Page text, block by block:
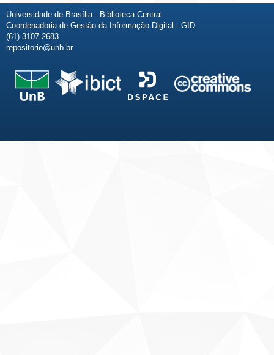
Universidade de Brasília - Biblioteca Central
Coordenadoria de Gestão da Informação Digital - GID
(61) 3107-2683
repositorio@unb.br